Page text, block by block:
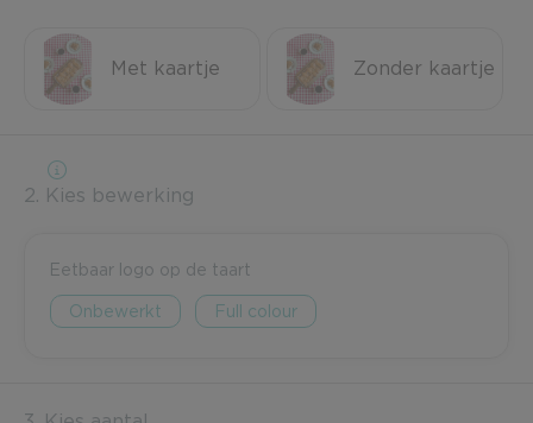
Met kaartje Zonder kaartje
2. Kies bewerking
Eetbaar logo op de taart
Onbewerkt Full colour